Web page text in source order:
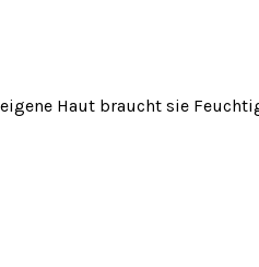
Haut braucht sie